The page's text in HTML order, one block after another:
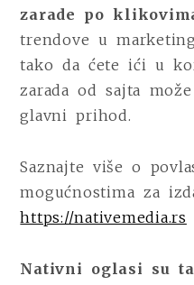
zarade po
trendove u
tako da ćete ići u
zarada od sajta
glavni prihod.
Saznajte više o
mogućnostima za
https://nativemedia.rs
Nativni oglasi su